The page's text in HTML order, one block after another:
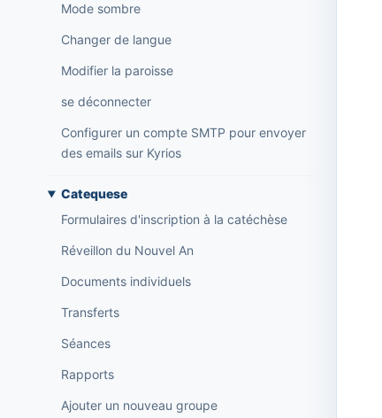
Mode sombre
Changer de langue
Modifier la paroisse
se déconnecter
Configurer un compte SMTP pour envoyer
des emails sur Kyrios
Catequese
Formulaires d'inscription à la catéchèse
Réveillon du Nouvel An
Documents individuels
Transferts
Séances
Rapports
Ajouter un nouveau groupe